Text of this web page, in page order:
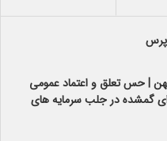
| حس تعلق و اعتماد عمومی
گمشده در جلب سرمایه های